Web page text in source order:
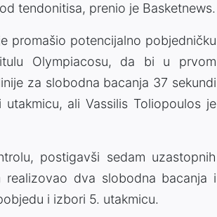
tendonitisa, prenio je Basketnews.
promašio potencijalno pobjedničku
Olympiacosu, da bi u prvom
za slobodna bacanja 37 sekundi
ali Vassilis Toliopoulos je
postigavši ​​sedam uzastopnih
dva slobodna bacanja i
i izbori 5. utakmicu.